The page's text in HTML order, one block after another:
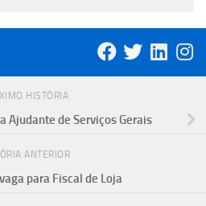
HISTÓRIA
Ajudante de Serviços Gerais
ANTERIOR
para Fiscal de Loja